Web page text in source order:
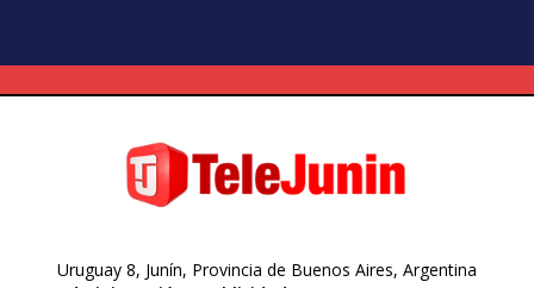
Uruguay 8, Junín, Provincia de Buenos Aires, Argentina